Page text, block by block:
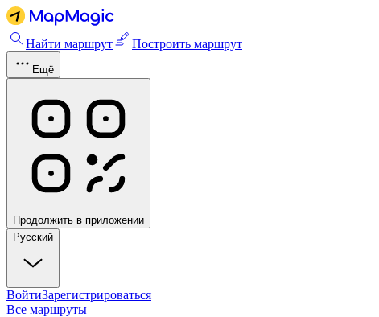
Найти маршрут Построить маршрут
Ещё
Продолжить в приложении
Русский
ВойтиЗарегистрироваться
Все маршруты